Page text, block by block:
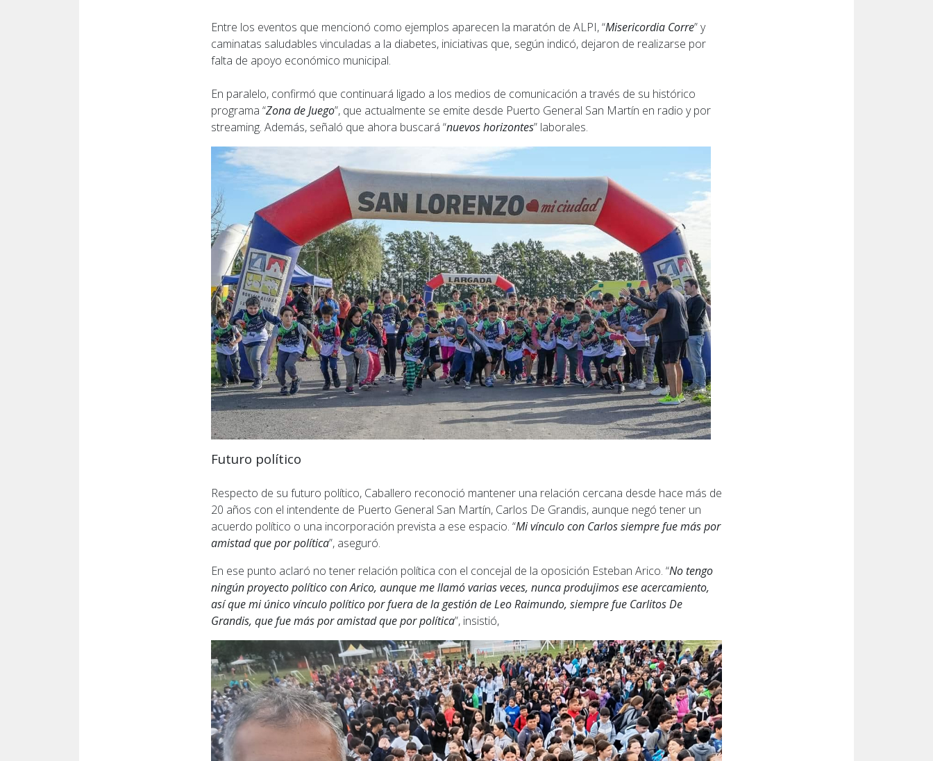
Entre los eventos que mencionó como ejemplos aparecen la maratón de ALPI, “Misericordia Corre” y
caminatas saludables vinculadas a la diabetes, iniciativas que, según indicó, dejaron de realizarse por
falta de apoyo económico municipal.
En paralelo, confirmó que continuará ligado a los medios de comunicación a través de su histórico
programa “Zona de Juego”, que actualmente se emite desde Puerto General San Martín en radio y por
streaming. Además, señaló que ahora buscará “nuevos horizontes” laborales.
Futuro político
Respecto de su futuro político, Caballero reconoció mantener una relación cercana desde hace más de
20 años con el intendente de Puerto General San Martín, Carlos De Grandis, aunque negó tener un
acuerdo político o una incorporación prevista a ese espacio. “Mi vínculo con Carlos siempre fue más por
amistad que por política”, aseguró.
En ese punto aclaró no tener relación política con el concejal de la oposición Esteban Arico. “No tengo
ningún proyecto político con Arico, aunque me llamó varias veces, nunca produjimos ese acercamiento,
así que mi único vínculo político por fuera de la gestión de Leo Raimundo, siempre fue Carlitos De
Grandis, que fue más por amistad que por política”, insistió,